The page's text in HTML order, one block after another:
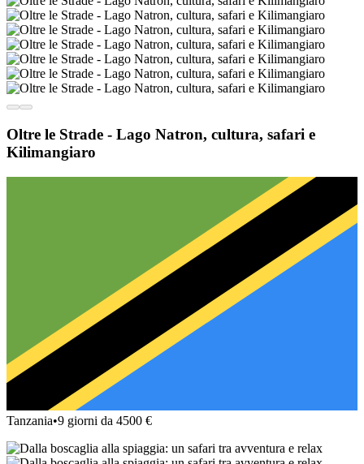
Oltre le Strade - Lago Natron, cultura, safari e
Kilimangiaro
Tanzania•9 giorni da 4500 €